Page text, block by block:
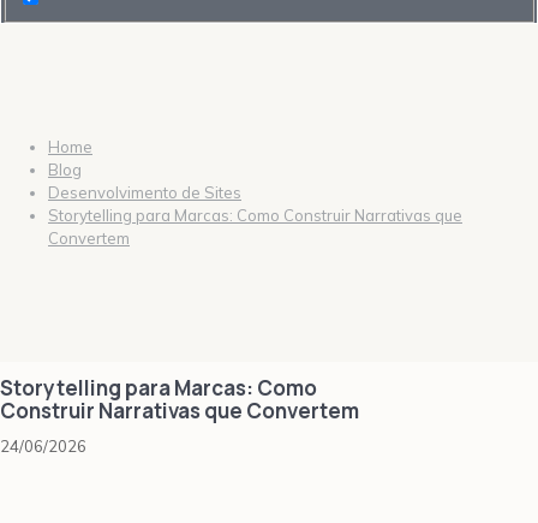
Home
Blog
Desenvolvimento de Sites
Storytelling para Marcas: Como Construir Narrativas que
Convertem
Storytelling para Marcas: Como
Construir Narrativas que Convertem
24/06/2026